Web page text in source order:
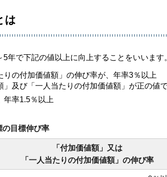
は
年で下記の値以上に向上することをいいます
りの付加価値額」の伸び率が、年率3％以上
及び「一人当たりの付加価値額」が正の値
年率1.5％以上
の目標伸び率
「付加価値額」又は
「一人当たりの付加価値額」の伸び率